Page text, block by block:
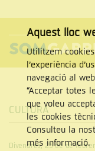
NAVEGACIÓ
Cercar
CULTURA
Divendres, 25 de de
Aquest lloc
Utilitzem
l’experiència
navegació al
“Acceptar totes
que voleu
les cookies
Consulteu la
més informació.